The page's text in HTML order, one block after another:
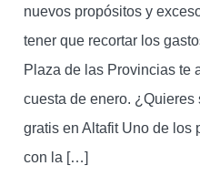
nuevos propósitos y
tener que recortar los
Plaza de las Provincias te
cuesta de enero.
gratis en Altafit Uno de los
con la […]